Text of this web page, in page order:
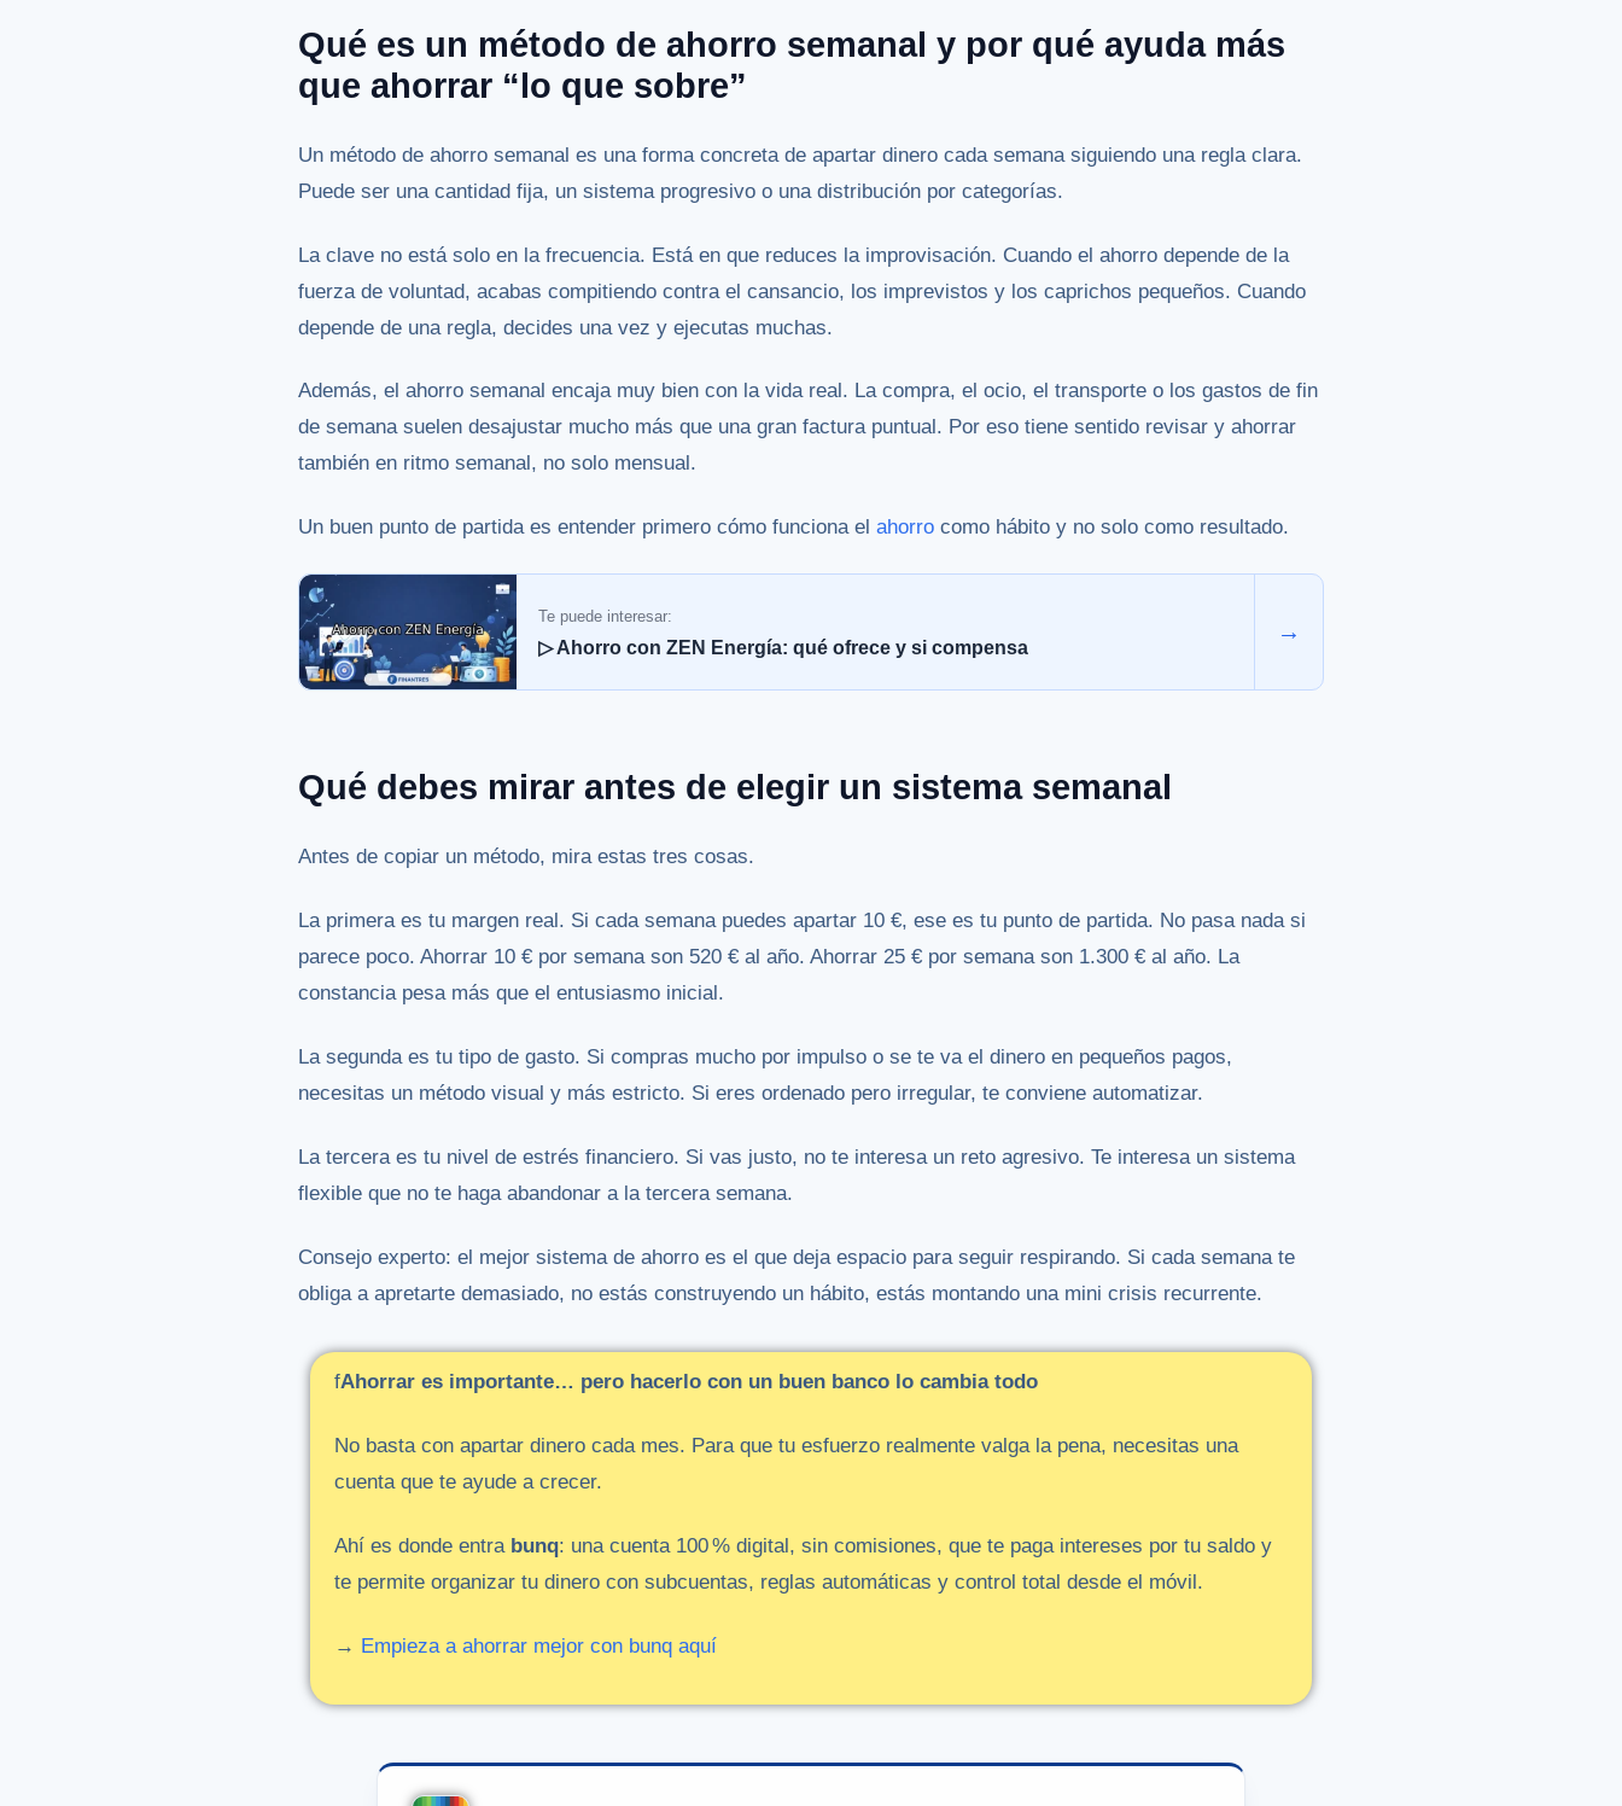
Qué es un método de ahorro semanal y por qué ayuda más
que ahorrar “lo que sobre”
Un método de ahorro semanal es una forma concreta de apartar dinero cada semana siguiendo una regla clara.
Puede ser una cantidad fija, un sistema progresivo o una distribución por categorías.
La clave no está solo en la frecuencia. Está en que reduces la improvisación. Cuando el ahorro depende de la
fuerza de voluntad, acabas compitiendo contra el cansancio, los imprevistos y los caprichos pequeños. Cuando
depende de una regla, decides una vez y ejecutas muchas.
Además, el ahorro semanal encaja muy bien con la vida real. La compra, el ocio, el transporte o los gastos de fin
de semana suelen desajustar mucho más que una gran factura puntual. Por eso tiene sentido revisar y ahorrar
también en ritmo semanal, no solo mensual.
Un buen punto de partida es entender primero cómo funciona el ahorro como hábito y no solo como resultado.
Te puede interesar:
▷ Ahorro con ZEN Energía: qué ofrece y si compensa
→
Qué debes mirar antes de elegir un sistema semanal
Antes de copiar un método, mira estas tres cosas.
La primera es tu margen real. Si cada semana puedes apartar 10 €, ese es tu punto de partida. No pasa nada si
parece poco. Ahorrar 10 € por semana son 520 € al año. Ahorrar 25 € por semana son 1.300 € al año. La
constancia pesa más que el entusiasmo inicial.
La segunda es tu tipo de gasto. Si compras mucho por impulso o se te va el dinero en pequeños pagos,
necesitas un método visual y más estricto. Si eres ordenado pero irregular, te conviene automatizar.
La tercera es tu nivel de estrés financiero. Si vas justo, no te interesa un reto agresivo. Te interesa un sistema
flexible que no te haga abandonar a la tercera semana.
Consejo experto: el mejor sistema de ahorro es el que deja espacio para seguir respirando. Si cada semana te
obliga a apretarte demasiado, no estás construyendo un hábito, estás montando una mini crisis recurrente.
fAhorrar es importante… pero hacerlo con un buen banco lo cambia todo
No basta con apartar dinero cada mes. Para que tu esfuerzo realmente valga la pena, necesitas una
cuenta que te ayude a crecer.
Ahí es donde entra bunq: una cuenta 100 % digital, sin comisiones, que te paga intereses por tu saldo y
te permite organizar tu dinero con subcuentas, reglas automáticas y control total desde el móvil.
→ Empieza a ahorrar mejor con bunq aquí